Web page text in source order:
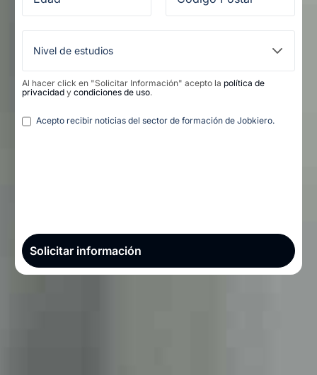
Al hacer click en "Solicitar Información" acepto la política de
privacidad y condiciones de uso.
Legal
Acepto recibir noticias del sector de formación de Jobkiero.